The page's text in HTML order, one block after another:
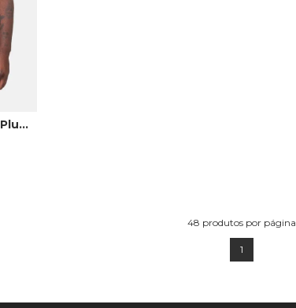
Camisa Polo Ecko Piquet Plus Size Preta
48 produtos por página
1